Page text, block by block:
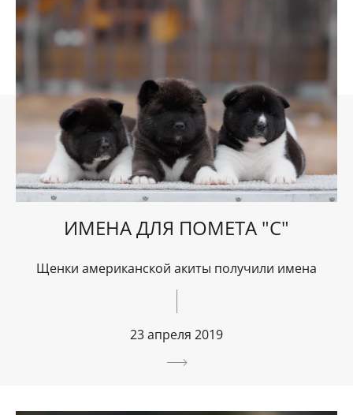
ИМЕНА ДЛЯ ПОМЕТА "С"
Щенки американской акиты получили имена
23 апреля 2019